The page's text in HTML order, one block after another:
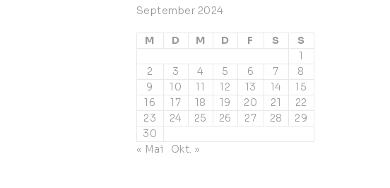
September 2024
M D M D F S
S
1
2
3 4 5 6 7
8
9
10 11 12 13 14
15
16
17 18 19 20 21
22
23
24 25 26 27 28
29
30
« Mai
Okt. »